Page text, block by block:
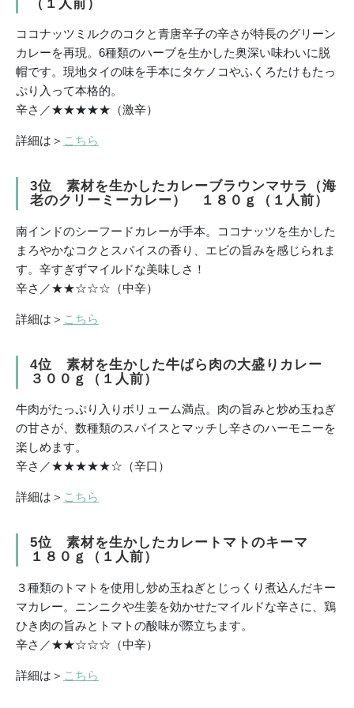
（１人前）
ココナッツミルクのコクと青唐辛子の辛さが特長のグリーン
カレーを再現。6種類のハーブを生かした奥深い味わいに脱
帽です。現地タイの味を手本にタケノコやふくろたけもたっ
ぷり入って本格的。
辛さ／★★★★★（激辛）
詳細は＞ こちら
3位 素材を生かしたカレーブラウンマサラ（海
老のクリーミーカレー） １８０ｇ（１人前）
南インドのシーフードカレーが手本。ココナッツを生かした
まろやかなコクとスパイスの香り、エビの旨みを感じられま
す。辛すぎずマイルドな美味しさ！
辛さ／★★☆☆☆（中辛）
詳細は＞ こちら
4位 素材を生かした牛ばら肉の大盛りカレー
３００ｇ（１人前）
牛肉がたっぷり入りボリューム満点。肉の旨みと炒め玉ねぎ
の甘さが、数種類のスパイスとマッチし辛さのハーモニーを
楽しめます。
辛さ／★★★★★☆（辛口）
詳細は＞ こちら
5位 素材を生かしたカレートマトのキーマ
１８０ｇ（１人前）
３種類のトマトを使用し炒め玉ねぎとじっくり煮込んだキー
マカレー。ニンニクや生姜を効かせたマイルドな辛さに、鶏
ひき肉の旨みとトマトの酸味が際立ちます。
辛さ／★★☆☆☆（中辛）
詳細は＞ こちら